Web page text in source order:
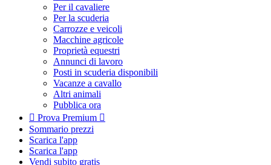
Per il cavaliere
Per la scuderia
Carrozze e veicoli
Macchine agricole
Proprietà equestri
Annunci di lavoro
Posti in scuderia disponibili
Vacanze a cavallo
Altri animali
Pubblica ora
 Prova Premium 
Sommario prezzi
Scarica l'app
Scarica l'app
Vendi subito gratis